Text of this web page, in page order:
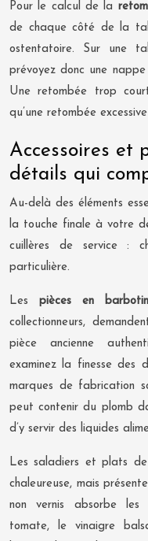
Pour le calcul de la
de chaque côté de la
ostentatoire. Sur une
prévoyez donc une
Une retombée trop
qu’une retombée
Accessoires et
détails qui
Au-delà des éléments
la touche finale à votre
cuillères de service :
particulière.
Les pièces en
collectionneurs,
pièce ancienne
examinez la finesse des
marques de fabrication
peut contenir du plomb
d’y servir des liquides
Les saladiers et plats
chaleureuse, mais
non vernis absorbe les
tomate, le vinaigre